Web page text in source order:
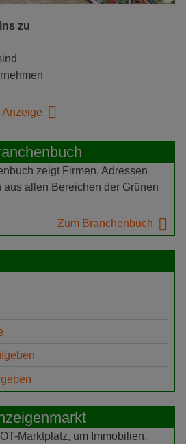
zu
Anzeige
zeigt Firmen, Adressen
aus allen Bereichen der Grünen
Zum Branchenbuch
Marktplatz, um Immobilien,